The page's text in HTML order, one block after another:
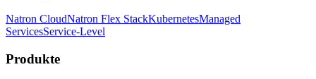
Natron CloudNatron Flex StackKubernetesManaged
ServicesService-Level
Produkte